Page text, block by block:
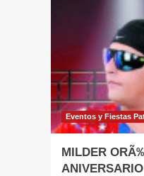
Eventos y Fiestas
MILDER
ANIVERSARIO